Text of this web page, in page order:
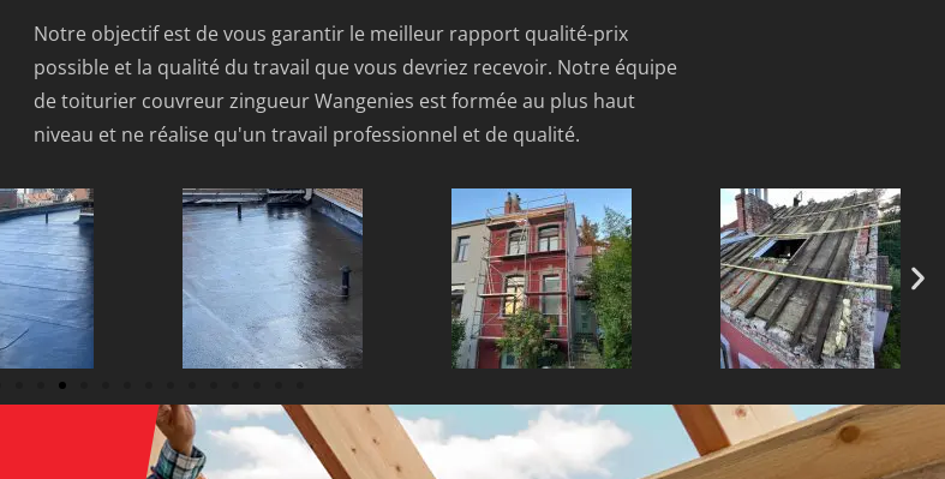
Notre objectif est de vous garantir le meilleur rapport qualité-prix
possible et la qualité du travail que vous devriez recevoir. Notre équipe
de toiturier couvreur zingueur Wangenies est formée au plus haut
niveau et ne réalise qu'un travail professionnel et de qualité.